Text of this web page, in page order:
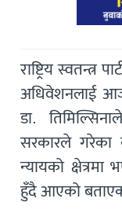
राष्ट्रिय स्वतन्त्र
अधिवेशनलाई आज
डा.
सरकारले गरेका
न्यायको
हुँदै आएको